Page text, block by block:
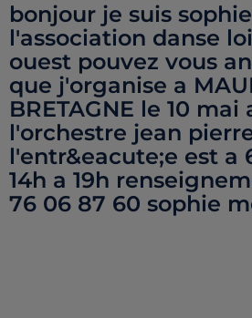
bonjour je suis
l'association danse
ouest pouvez vous
que j'organise a
BRETAGNE le 10 mai
l'orchestre jean
l'entr&eacute;e est a
14h a 19h
76 06 87 60 sophie